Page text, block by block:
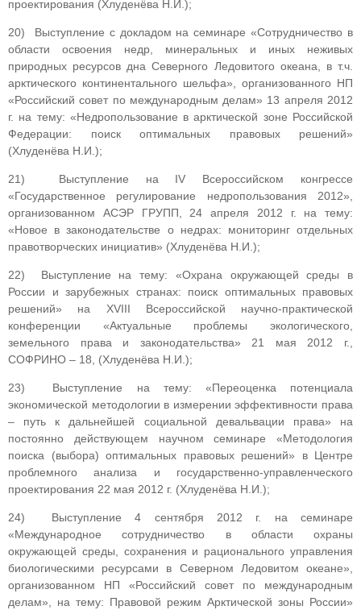
проектирования (Хлуденёва Н.И.);
20) Выступление с докладом на семинаре «Сотрудничество в
области освоения недр, минеральных и иных неживых
природных ресурсов дна Северного Ледовитого океана, в т.ч.
арктического континентального шельфа», организованного НП
«Российский совет по международным делам» 13 апреля 2012
г. на тему: «Недропользование в арктической зоне Российской
Федерации: поиск оптимальных правовых решений»
(Хлуденёва Н.И.);
21) Выступление на IV Всероссийском конгрессе
«Государственное регулирование недропользования 2012»,
организованном АСЭР ГРУПП, 24 апреля 2012 г. на тему:
«Новое в законодательстве о недрах: мониторинг отдельных
правотворческих инициатив» (Хлуденёва Н.И.);
22) Выступление на тему: «Охрана окружающей среды в
России и зарубежных странах: поиск оптимальных правовых
решений» на XVIII Всероссийской научно-практической
конференции «Актуальные проблемы экологического,
земельного права и законодательства» 21 мая 2012 г.,
СОФРИНО – 18, (Хлуденёва Н.И.);
23) Выступление на тему: «Переоценка потенциала
экономической методологии в измерении эффективности права
– путь к дальнейшей социальной девальвации права» на
постоянно действующем научном семинаре «Методология
поиска (выбора) оптимальных правовых решений» в Центре
проблемного анализа и государственно-управленческого
проектирования 22 мая 2012 г. (Хлуденёва Н.И.);
24) Выступление 4 сентября 2012 г. на семинаре
«Международное сотрудничество в области охраны
окружающей среды, сохранения и рационального управления
биологическими ресурсами в Северном Ледовитом океане»,
организованном НП «Российский совет по международным
делам», на тему: Правовой режим Арктической зоны России»